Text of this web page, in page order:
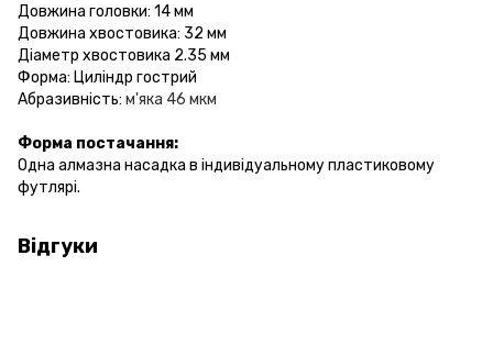
Довжина головки: 14 мм
Довжина хвостовика: 32 мм
Діаметр хвостовика 2.35 мм
Форма: Циліндр гострий
Абразивність: м'яка 46 мкм
Форма постачання:
Одна алмазна насадка в індивідуальному пластиковому
футлярі.
Відгуки